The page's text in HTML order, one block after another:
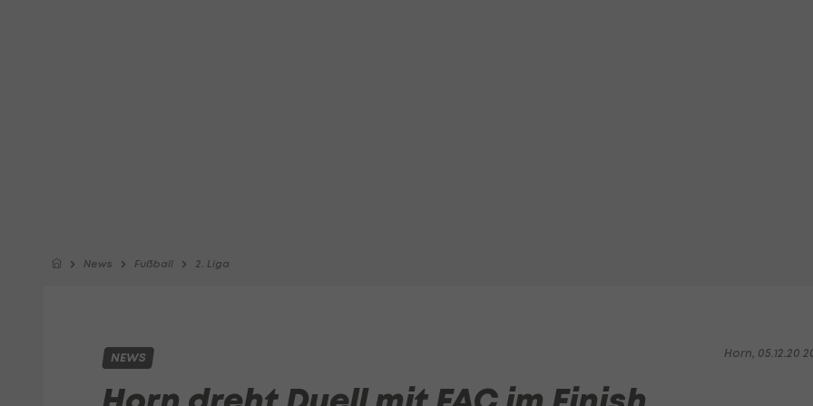
News Fußball 2. Liga
Horn, 05.12.20
NEWS